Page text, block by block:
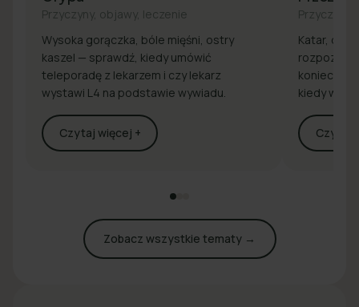
Przyczyny, objawy, leczenie
Wysoka gorączka, bóle mięśni, ostry
kaszel — sprawdź, kiedy umówić
teleporadę z lekarzem i czy lekarz
wystawi L4 na podstawie wywiadu.
Czytaj więcej +
Przyczyny,
Katar,
rozpoznaj
konieczna
kiedy
Czytaj
Zobacz wszystkie tematy →